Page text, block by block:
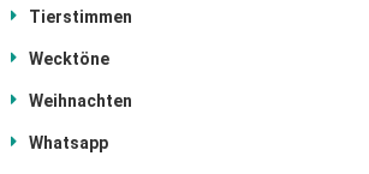
Tierstimmen
Wecktöne
Weihnachten
Whatsapp